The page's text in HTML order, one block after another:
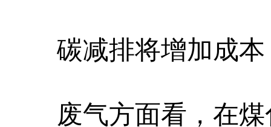
碳减排将增加成本
废气方面看，在煤